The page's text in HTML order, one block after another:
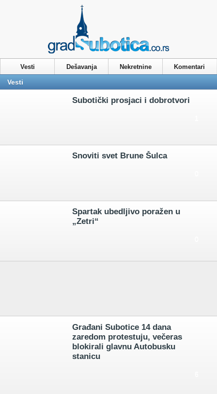
Vesti Dešavanja Nekretnine Komentari
Vesti
Subotički prosjaci i dobrotvori
Snoviti svet Brune Šulca
Spartak ubedljivo poražen u
„Zetri“
Građani Subotice 14 dana
zaredom protestuju, večeras
blokirali glavnu Autobusku
stanicu
Privacy & Cookies Policy